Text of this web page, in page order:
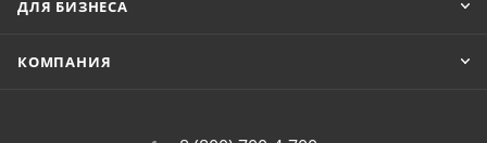
ДЛЯ БИЗНЕСА
КОМПАНИЯ